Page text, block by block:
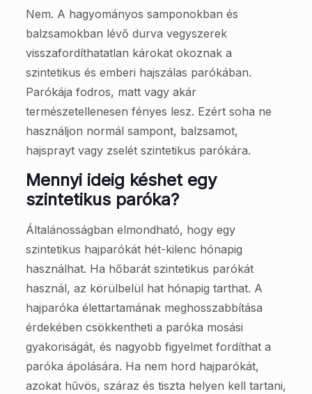
Nem. A hagyományos samponokban és
balzsamokban lévő durva vegyszerek
visszafordíthatatlan károkat okoznak a
szintetikus és emberi hajszálas parókában.
Parókája fodros, matt vagy akár
természetellenesen fényes lesz. Ezért soha ne
használjon normál sampont, balzsamot,
hajsprayt vagy zselét szintetikus parókára.
Mennyi ideig késhet egy
szintetikus paróka?
Általánosságban elmondható, hogy egy
szintetikus hajparókát hét-kilenc hónapig
használhat. Ha hőbarát szintetikus parókát
használ, az körülbelül hat hónapig tarthat. A
hajparóka élettartamának meghosszabbítása
érdekében csökkentheti a paróka mosási
gyakoriságát, és nagyobb figyelmet fordíthat a
paróka ápolására. Ha nem hord hajparókát,
azokat hűvös, száraz és tiszta helyen kell tartani,